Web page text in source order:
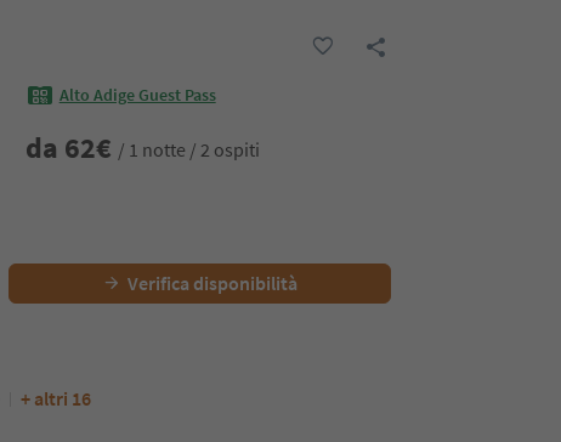
Alto Adige Guest Pass
da 62€ / 1 notte / 2 ospiti
Verifica disponibilità
+ altri 16